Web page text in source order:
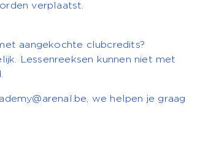
verplaatst.
aangekochte clubcredits?
Lessenreeksen kunnen niet met
, we helpen je graag